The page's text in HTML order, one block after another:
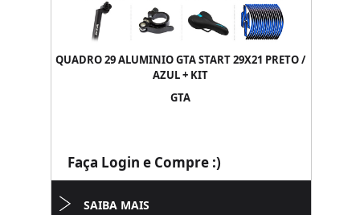
QUADRO 29 ALUMINIO GTA START 29X21 PRETO /
AZUL + KIT
GTA
Faça Login e Compre :)
SAIBA MAIS